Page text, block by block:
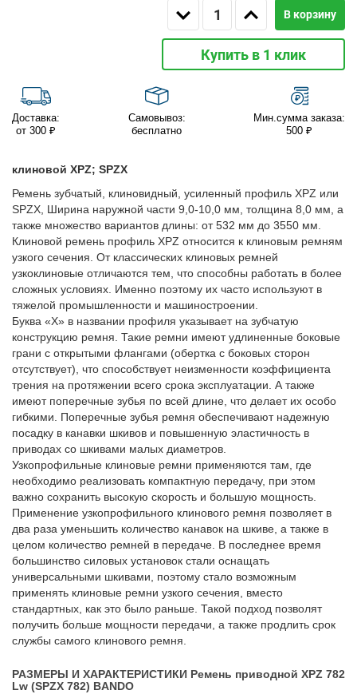
В корзину
Купить в 1 клик
Доставка:
от 300 ₽
Самовывоз:
бесплатно
Мин.сумма заказа:
500 ₽
клиновой XPZ; SPZX
Ремень зубчатый, клиновидный, усиленный профиль XPZ или
SPZX, Ширина наружной части 9,0-10,0 мм, толщина 8,0 мм, а
также множество вариантов длины: от 532 мм до 3550 мм.
Клиновой ремень профиль XPZ относится к клиновым ремням
узкого сечения. От классических клиновых ремней
узкоклиновые отличаются тем, что способны работать в более
сложных условиях. Именно поэтому их часто используют в
тяжелой промышленности и машиностроении.
Буква «Х» в названии профиля указывает на зубчатую
конструкцию ремня. Такие ремни имеют удлиненные боковые
грани с открытыми флангами (обертка с боковых сторон
отсутствует), что способствует неизменности коэффициента
трения на протяжении всего срока эксплуатации. А также
имеют поперечные зубья по всей длине, что делает их особо
гибкими. Поперечные зубья ремня обеспечивают надежную
посадку в канавки шкивов и повышенную эластичность в
приводах со шкивами малых диаметров.
Узкопрофильные клиновые ремни применяются там, где
необходимо реализовать компактную передачу, при этом
важно сохранить высокую скорость и большую мощность.
Применение узкопрофильного клинового ремня позволяет в
два раза уменьшить количество канавок на шкиве, а также в
целом количество ремней в передаче. В последнее время
большинство силовых установок стали оснащать
универсальными шкивами, поэтому стало возможным
применять клиновые ремни узкого сечения, вместо
стандартных, как это было раньше. Такой подход позволят
получить больше мощности передачи, а также продлить срок
службы самого клинового ремня.
РАЗМЕРЫ И ХАРАКТЕРИСТИКИ Ремень приводной XPZ 782
Lw (SPZX 782) BANDO